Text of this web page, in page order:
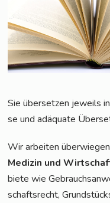
Sie über­set­zen jeweils
se und adäqua­te
Wir arbei­ten
Medi­zin und
bie­te wie
schafts­recht,